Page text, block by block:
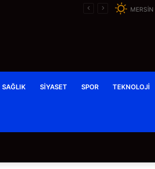
MERSİN
SAĞLIK SIYASET SPOR TEKNOLOJI